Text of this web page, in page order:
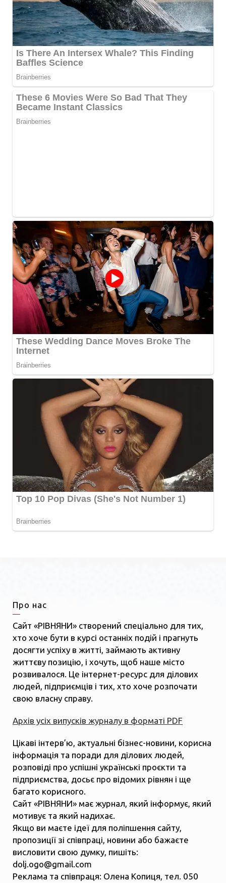
Про нас
Сайт «РІВНЯНИ» створений спеціально для тих,
хто хоче бути в курсі останніх подій і прагнуть
досягти успіху в житті, займають активну
життєву позицію, і хочуть, щоб наше місто
розвивалося. Це інтернет-ресурс для ділових
людей, підприємців і тих, хто хоче розпочати
свою власну справу.
Архів усіх випусків журналу в форматі PDF
Цікаві інтерв’ю, актуальні бізнес-новини, корисна
інформація та поради для ділових людей,
розповіді про успішні українські проєкти та
підприємства, досьє про відомих рівнян і ще
багато корисного.
Сайт «РІВНЯНИ» має журнал, який інформує, який
мотивує та який надихає.
Якщо ви маєте ідеї для поліпшення сайту,
пропозиції зі співпраці, новини або бажаєте
висловити свою думку, пишіть:
dolj.ogo@gmail.com
Реклама та співпраця: Олена Копиця, тел. 050